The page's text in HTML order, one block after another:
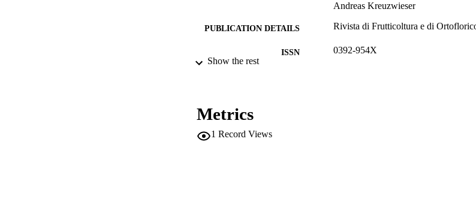
Andreas Kreuzwieser
PUBLICATION DETAILS Rivista di Frutticoltura e di
ISSN 0392-954X
Show the rest
Metrics
1 Record Views